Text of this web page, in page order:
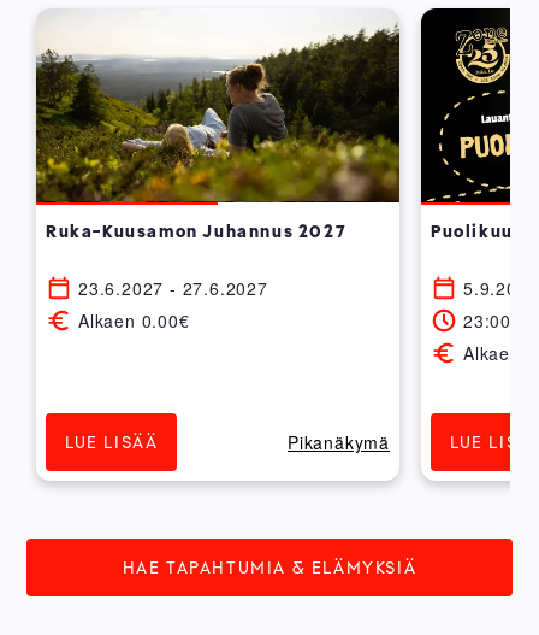
Ruka-Kuusamon Juhannus 2027
23.6.2027 - 27.6.2027
Alkaen 0.00€
LUE LISÄÄ Pikanäkymä
Puolikuu
23:00 -
Alkaen
LUE
HAE TAPAHTUMIA & ELÄMYKSIÄ